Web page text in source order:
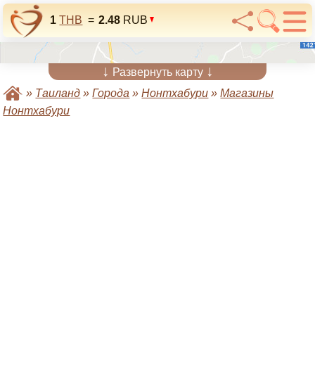
1 THB = 2.48 RUB
↓ Развернуть карту ↓
» Таиланд »Города »Нонтхабури »Магазины
Нонтхабури